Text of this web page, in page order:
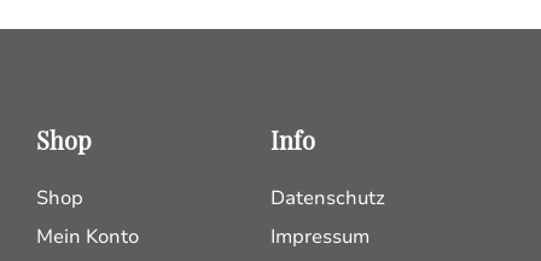
Shop
Shop
Mein Konto
Info
Datenschutz
Impressum